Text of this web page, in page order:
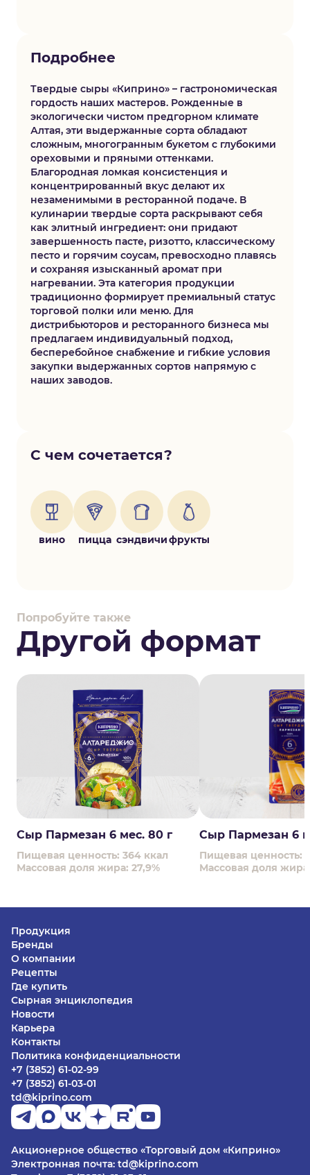
Подробнее
Твердые сыры «Киприно» – гастрономическая
гордость наших мастеров. Рожденные в
экологически чистом предгорном климате
Алтая, эти выдержанные сорта обладают
сложным, многогранным букетом с глубокими
ореховыми и пряными оттенками.
Благородная ломкая консистенция и
концентрированный вкус делают их
незаменимыми в ресторанной подаче. В
кулинарии твердые сорта раскрывают себя
как элитный ингредиент: они придают
завершенность пасте, ризотто, классическому
песто и горячим соусам, превосходно плавясь
и сохраняя изысканный аромат при
нагревании. Эта категория продукции
традиционно формирует премиальный статус
торговой полки или меню. Для
дистрибьюторов и ресторанного бизнеса мы
предлагаем индивидуальный подход,
бесперебойное снабжение и гибкие условия
закупки выдержанных сортов напрямую с
наших заводов.
С чем сочетается?
вино пицца сэндвичифрукты
Попробуйте также
Другой формат
Сыр Пармезан 6 мес. 80 г
Пищевая ценность: 364 ккал
Массовая доля жира: 27,9%
Сыр Пармезан 6
Пищевая ценность:
Массовая доля
Продукция
Бренды
О компании
Рецепты
Где купить
Сырная энциклопедия
Новости
Карьера
Контакты
Политика конфиденциальности
+7 (3852) 61-02-99
+7 (3852) 61-03-01
td@kiprino.com
Акционерное общество «Торговый дом «Киприно»
Электронная почта: td@kiprino.com